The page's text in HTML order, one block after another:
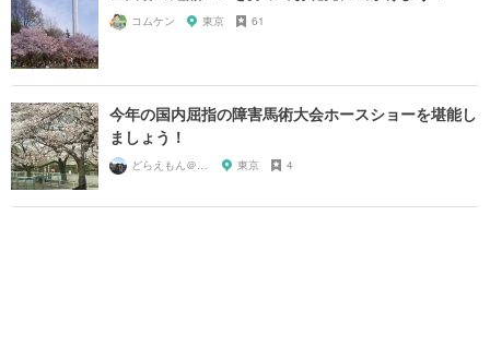
コムケン 東京 61
今年の国内屈指の障害馬術大会ホースショーを堪能し
ましょう！
どらえもん＠０５１７ 東京 4